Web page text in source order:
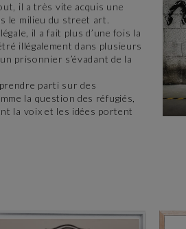
il a très vite acquis une
le milieu du street art.
il a fait plus d’une fois la
illégalement dans plusieurs
prisonnier s’évadant de la
parti sur des
la question des réfugiés,
la voix et les idées portent